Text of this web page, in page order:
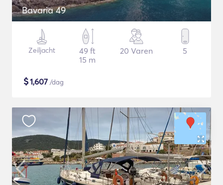
Bavaria 49
Zeiljacht
49 ft
15 m
20 Varen 5
$1,607 /dag